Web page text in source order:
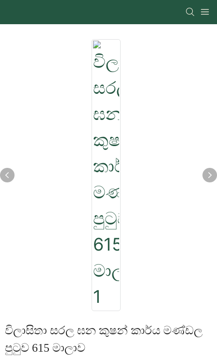
විලාසිතා සරල ඝන කුෂන් කාර්ය මණ්ඩල
පුටුව 615 මාලාව